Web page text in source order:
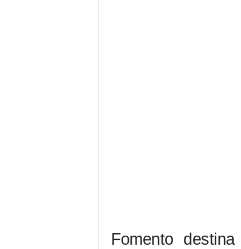
Fomento